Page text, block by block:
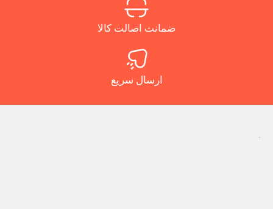
ضمانت اصالت کالا
ارسال سریع